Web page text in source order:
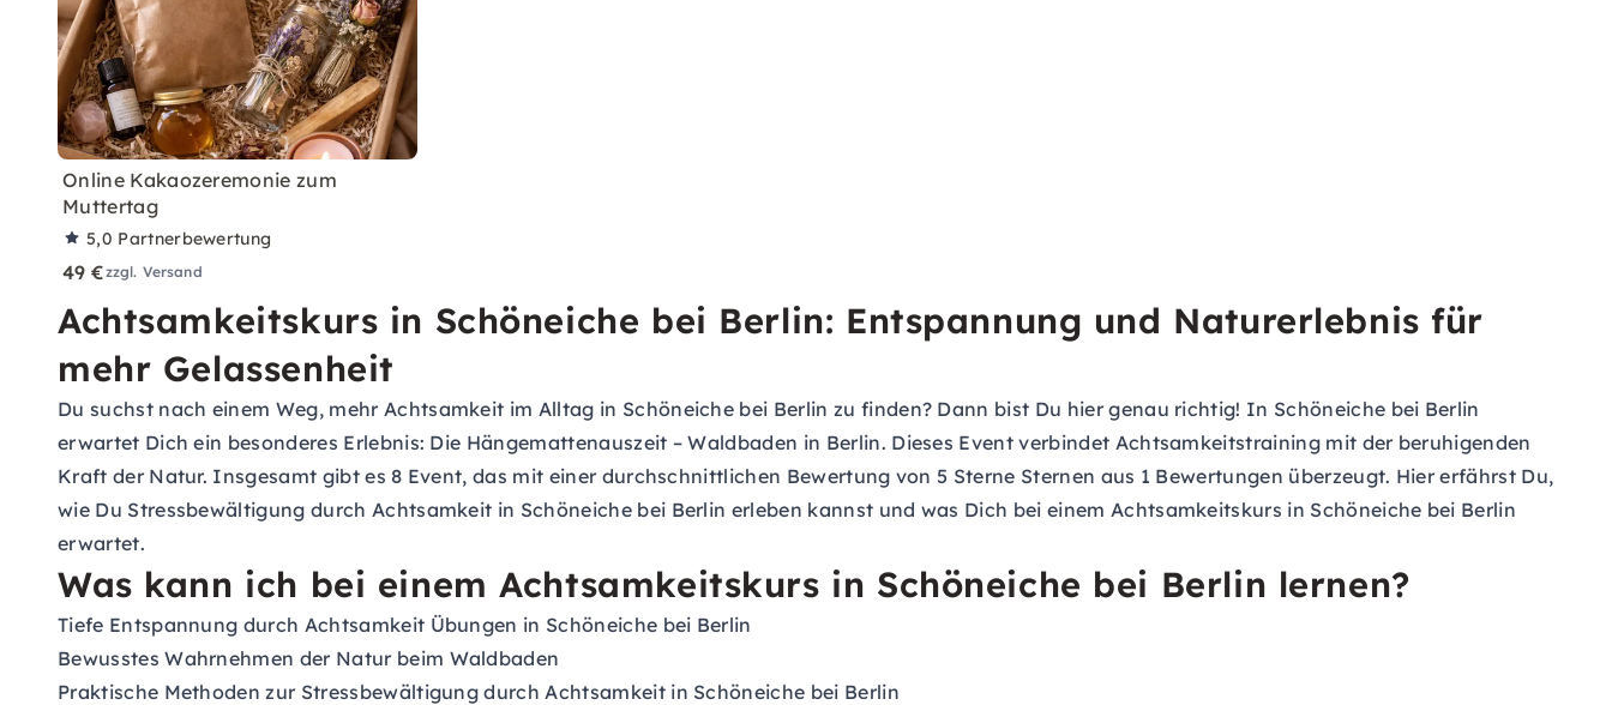
Online Kakaozeremonie zum
Muttertag
5,0 Partnerbewertung
49 €zzgl. Versand
Achtsamkeitskurs in Schöneiche bei Berlin: Entspannung und Naturerlebnis für
mehr Gelassenheit
Du suchst nach einem Weg, mehr Achtsamkeit im Alltag in Schöneiche bei Berlin zu finden? Dann bist Du hier genau richtig! In Schöneiche bei Berlin
erwartet Dich ein besonderes Erlebnis: Die Hängemattenauszeit – Waldbaden in Berlin. Dieses Event verbindet Achtsamkeitstraining mit der beruhigenden
Kraft der Natur. Insgesamt gibt es 8 Event, das mit einer durchschnittlichen Bewertung von 5 Sterne Sternen aus 1 Bewertungen überzeugt. Hier erfährst Du,
wie Du Stressbewältigung durch Achtsamkeit in Schöneiche bei Berlin erleben kannst und was Dich bei einem Achtsamkeitskurs in Schöneiche bei Berlin
erwartet.
Was kann ich bei einem Achtsamkeitskurs in Schöneiche bei Berlin lernen?
Tiefe Entspannung durch Achtsamkeit Übungen in Schöneiche bei Berlin
Bewusstes Wahrnehmen der Natur beim Waldbaden
Praktische Methoden zur Stressbewältigung durch Achtsamkeit in Schöneiche bei Berlin